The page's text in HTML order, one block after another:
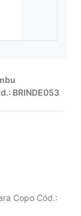
BRINDE053
Copo Cód.: